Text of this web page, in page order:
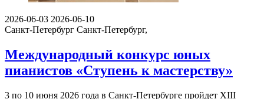
2026-06-03 2026-06-10
Санкт-Петербург Санкт-Петербург,
Международный конкурс юных
пианистов «Ступень к мастерству»
3 по 10 июня 2026 года в Санкт-Петербурге пройдет XIII